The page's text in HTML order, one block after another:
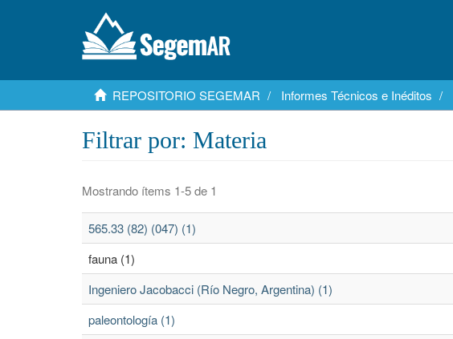
REPOSITORIO SEGEMAR Informes Técnicos e Inéditos
Filtrar por: Materia
Mostrando ítems 1-5 de 1
565.33 (82) (047) (1)
fauna (1)
Ingeniero Jacobacci (Río Negro, Argentina) (1)
paleontología (1)